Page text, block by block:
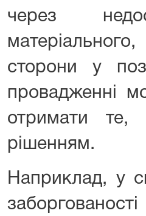
через
сторони у
провадженні
отримати
рішенням.
Наприклад, у